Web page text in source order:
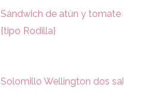
Sándwich de atún y tomate
{tipo Rodilla}
Solomillo Wellington dos salsas